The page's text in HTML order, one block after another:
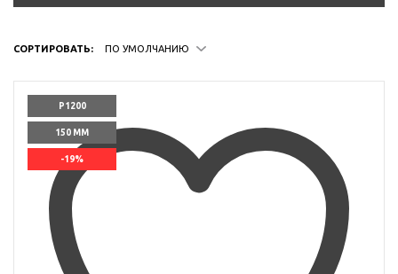
СОРТИРОВАТЬ: ПО УМОЛЧАНИЮ
P1200
150 ММ
-19%